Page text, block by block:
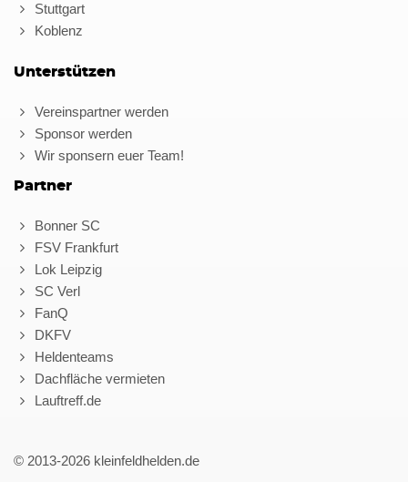
Stuttgart
Koblenz
Unterstützen
Vereinspartner werden
Sponsor werden
Wir sponsern euer Team!
Partner
Bonner SC
FSV Frankfurt
Lok Leipzig
SC Verl
FanQ
DKFV
Heldenteams
Dachfläche vermieten
Lauftreff.de
© 2013-2026 kleinfeldhelden.de